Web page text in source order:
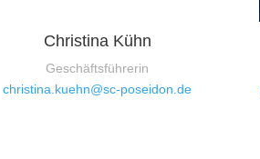
Christina Kühn
Geschäftsführerin
christina.kuehn@sc-poseidon.de